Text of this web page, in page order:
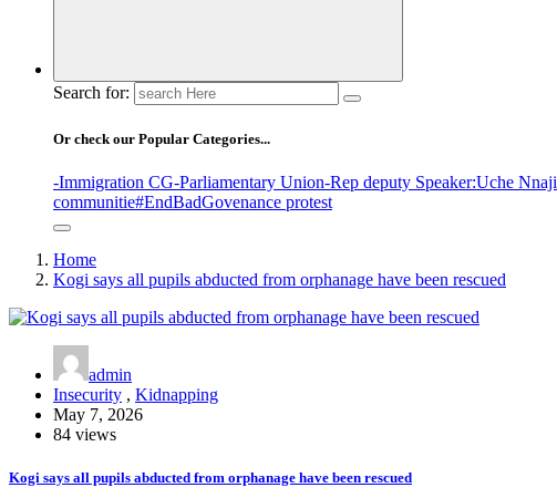
Search for:
Or check our Popular Categories...
-Immigration CG-Parliamentary Union-Rep deputy Speaker:Uche Nnaji
communitie#EndBadGovenance protest
Home
Kogi says all pupils abducted from orphanage have been rescued
admin
Insecurity , Kidnapping
May 7, 2026
84 views
Kogi says all pupils abducted from orphanage have been rescued